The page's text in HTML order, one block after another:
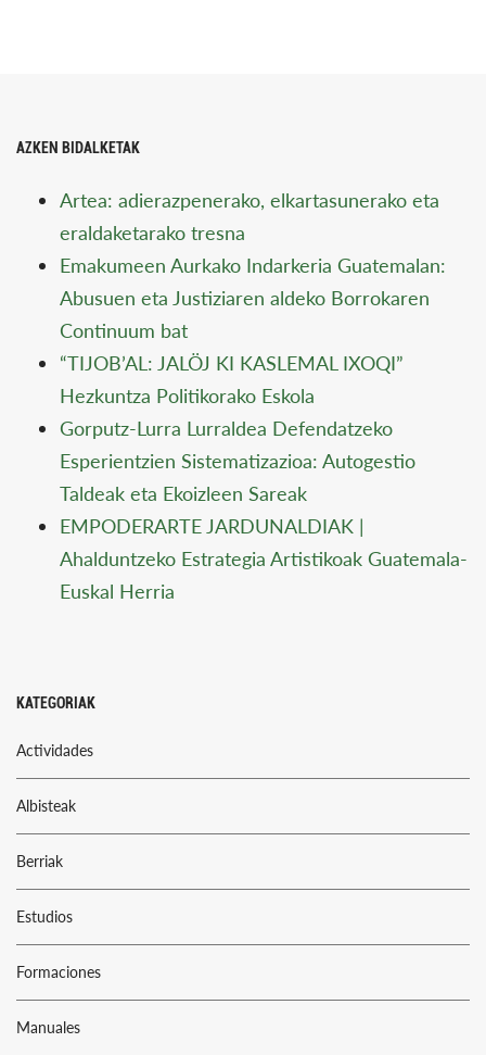
AZKEN BIDALKETAK
Artea: adierazpenerako, elkartasunerako eta
eraldaketarako tresna
Emakumeen Aurkako Indarkeria Guatemalan:
Abusuen eta Justiziaren aldeko Borrokaren
Continuum bat
“TIJOB’AL: JALÖJ KI KASLEMAL IXOQI”
Hezkuntza Politikorako Eskola
Gorputz-Lurra Lurraldea Defendatzeko
Esperientzien Sistematizazioa: Autogestio
Taldeak eta Ekoizleen Sareak
EMPODERARTE JARDUNALDIAK |
Ahalduntzeko Estrategia Artistikoak Guatemala-
Euskal Herria
KATEGORIAK
Actividades
Albisteak
Berriak
Estudios
Formaciones
Manuales